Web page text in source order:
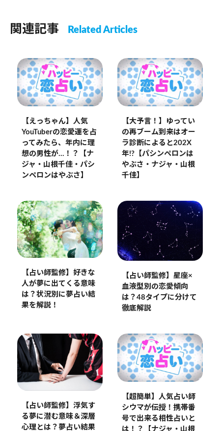
関連記事 Related Articles
【えっちゃん】人気
YouTuberの恋愛運を占
ってみたら、年内に理
想の男性が…！？【ナ
ジャ・山根千佳・パシ
ンペロンはやぶさ】
【大予言！】ゆってい
の再ブーム到来はオー
ラ診断によると202X
年!?【パシンペロンは
やぶさ・ナジャ・山根
千佳】
【占い師監修】好きな
人が夢に出てくる意味
は？状況別に夢占い結
果を解説！
【占い師監修】星座×
血液型別の恋愛傾向
は？48タイプに分けて
徹底解説
【占い師監修】浮気す
る夢に潜む意味＆深層
心理とは？夢占い結果
【超簡単】人気占い師
シウマが伝授！携帯番
号で出来る相性占いと
は！？【ナジャ・山根